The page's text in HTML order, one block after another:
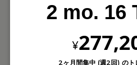
2 mo. 16
¥
2ヶ月間集中 (週2回) のト